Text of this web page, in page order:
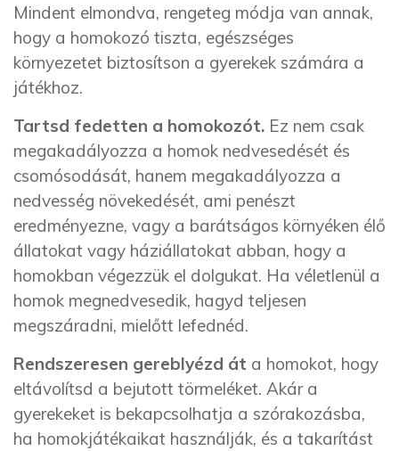
Mindent elmondva, rengeteg módja van annak,
hogy a homokozó tiszta, egészséges
környezetet biztosítson a gyerekek számára a
játékhoz.
Tartsd fedetten a homokozót. Ez nem csak
megakadályozza a homok nedvesedését és
csomósodását, hanem megakadályozza a
nedvesség növekedését, ami penészt
eredményezne, vagy a barátságos környéken élő
állatokat vagy háziállatokat abban, hogy a
homokban végezzük el dolgukat. Ha véletlenül a
homok megnedvesedik, hagyd teljesen
megszáradni, mielőtt lefednéd.
Rendszeresen gereblyézd át a homokot, hogy
eltávolítsd a bejutott törmeléket. Akár a
gyerekeket is bekapcsolhatja a szórakozásba,
ha homokjátékaikat használják, és a takarítást